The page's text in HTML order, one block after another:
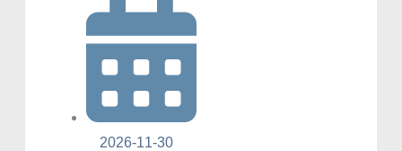
2026-11-30